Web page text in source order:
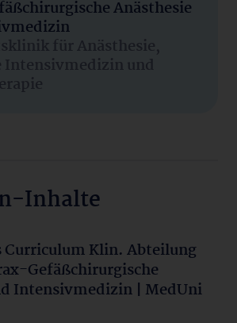
Anästhesie
für Anästhesie,
Intensivmedizin und
Inhalte
Curriculum Klin. Abteilung
Gefäßchirurgische
Intensivmedizin | MedUni